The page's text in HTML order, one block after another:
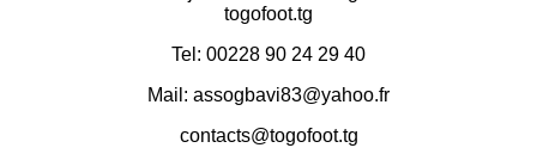
togofoot.tg
Tel: 00228 90 24 29 40
Mail: assogbavi83@yahoo.fr
contacts@togofoot.tg